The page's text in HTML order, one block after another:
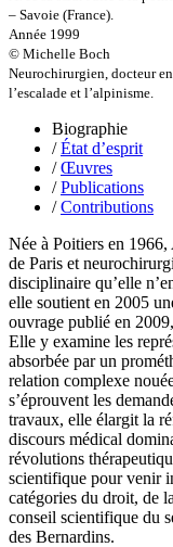
Hafez Kim
Halluin
Harvey
Hervouët
Houdaille
Hussain
Hussenet
Imhof
Jacq
Janichon
Klein Julie
Klotz
Klvana Ilya
Kotry
La Brosse
Labouche
Lacarrière
Lacrampe
Lagny
Laheurte
Lamotte
Lanni
Lantz
– Savoie (France).
Année 1999
© Michelle Boch
Neurochirurgien, docteur
l’escalade et l’alpinisme.
Biographie
/État d’esprit
/Œuvres
/Publications
/Contributions
Née à Poitiers en
de Paris et
disciplinaire qu’elle
elle soutient en 2005
ouvrage publié en 2009,
Elle y examine les
absorbée par un
relation complexe
s’éprouvent les
travaux, elle élargit la
discours médical
révolutions
scientifique pour venir
catégories du droit, de
conseil scientifique du
des Bernardins.